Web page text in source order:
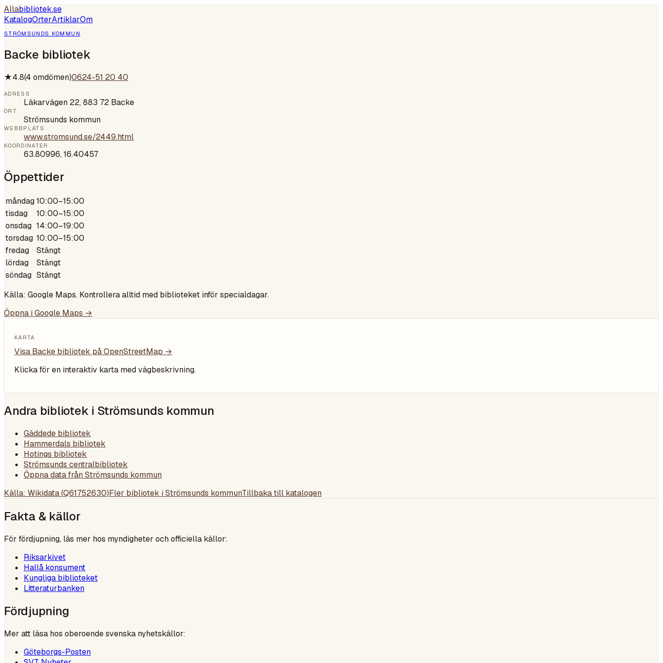
Allabibliotek.se
KatalogOrterArtiklarOm
STRÖMSUNDS KOMMUN
Backe bibliotek
★4.8(4 omdömen)0624-51 20 40
ADRESS
Läkarvägen 22, 883 72 Backe
ORT
Strömsunds kommun
WEBBPLATS
www.stromsund.se/2449.html
KOORDINATER
63.80996,16.40457
Öppettider
måndag10:00–15:00
tisdag
10:00–15:00
onsdag 14:00–19:00
torsdag 10:00–15:00
fredag
Stängt
lördag
Stängt
söndag Stängt
Källa: Google Maps. Kontrollera alltid med biblioteket inför specialdagar.
Öppna i Google Maps →
KARTA
Visa Backe bibliotek på OpenStreetMap →
Klicka för en interaktiv karta med vägbeskrivning.
Andra bibliotek i Strömsunds kommun
Gäddede bibliotek
Hammerdals bibliotek
Hotings bibliotek
Strömsunds centralbibliotek
Öppna data från Strömsunds kommun
Källa: Wikidata (Q61752630)Fler bibliotek i Strömsunds kommunTillbaka till katalogen
Fakta & källor
För fördjupning, läs mer hos myndigheter och officiella källor:
Riksarkivet
Hallå konsument
Kungliga biblioteket
Litteraturbanken
Fördjupning
Mer att läsa hos oberoende svenska nyhetskällor:
Göteborgs-Posten